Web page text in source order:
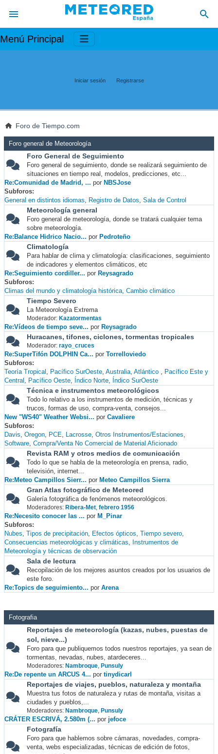
Menú Principal
Iniciar sesión Registrarse
Foro de Tiempo.com
Foro general de Meteorología
Foro General de Seguimiento
Foro general de seguimiento, donde se realizará seguimiento de
situaciones en tiempo real, modelos, predicciones, etc...
Re:Comunidad de Madrid, ... por NBSJose
Subforos
General en distintos idiomas
Registro de Datos Sala de Control
Meteorología general
Foro general de meteorología, donde se tratará cualquier tema
sobre meteorología.
Re:Balance Hidrico Nacio... por Pedroteño
Climatología
Para hablar de clima y climatología: clasificaciones, seguimiento
de indicadores y elementos climáticos, etc
Re:Seguimiento cordiller... por Reysagrado
Subforos
Climas del mundo y climatología histórica Cambio climático
Tiempo Severo
La Meteorología Extrema
Moderador: Kazatormentas
Re:Vídeos de tiempo seve... por Reysagrado
Huracanes, tifones, ciclones, tormentas tropicales
Moderador: rayo_cruces
Re:SuperTifón DOLPHIN Ca... por Torrelloviedo
Subforos
Teoría Tropical
Pacífico SurOeste Australia Atlántico
Pacífico Este y
Central
Pacífico Oeste Índico Norte Índico SurOeste
Técnica e instrumentos meteorológicos
Todo lo relativo a los instrumentos de medición, técnicas y
trucos, formas de uso, compra-venta, consejos...
New "WS40" Weather Websi... por Cavaliere
Subforos
Davis Oregon PCE Lacrosse Otros Instrumentos/Estaciones
Software Compra/Venta No Comercial de Material Aficionado
Revista RAM y otros medios de comunicación
Todo lo que se habla de la meteorología en prensa, radio,
televisión, internet...
Re:Meteo Campillos Sierr... por Meteo Campillos Sierra
Gran Atlas fotográfico de Meteored
Galería fotográfica de fenómenos meteorológicos.
Moderadores: Ribera-Met, febrero 1956
Re:Necesito conocer las ... por M_Pinar
Subforos
Nubes Tipos de precipitación Efectos ópticos Tiempo severo
Consecuencias meteorológicas y climáticas
Instrumentos de
Meteorología y técnicas de observación
Sala de lectura
Recopilación de los mejores asuntos creados por los usuarios de
este foro.
Re:Topics de seguimiento... por Arena
Fotografia
Reportajes de meteorología (kazas, nubes, puestas de
sol, nieve...)
Foro para que publiquemos todos nuestros reportajes, ya sean de
tormentas, nevadas, nubes, atardeceres...
Moderadores: Nambroque, Punsuly
Re:De repente un ARCUS 4... por tinydicarl
Reportajes de viajes, pueblos, naturaleza y montaña
Muestra tus fotos de naturaleza y rutas de montaña, visitas a
ciudades y pueblos,...
Moderadores: Nambroque, Punsuly
CRÁTER ESCRIVÁ, 2.580m (... por jefoce
Fotografía
Foro para que hablemos sobre cámaras, novedades, compra-
venta, webs especializadas, técnicas de edición de fotos,